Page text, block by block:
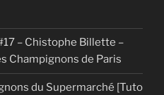
– Chistophe Billette –
Champignons de Paris
du Supermarché [Tuto